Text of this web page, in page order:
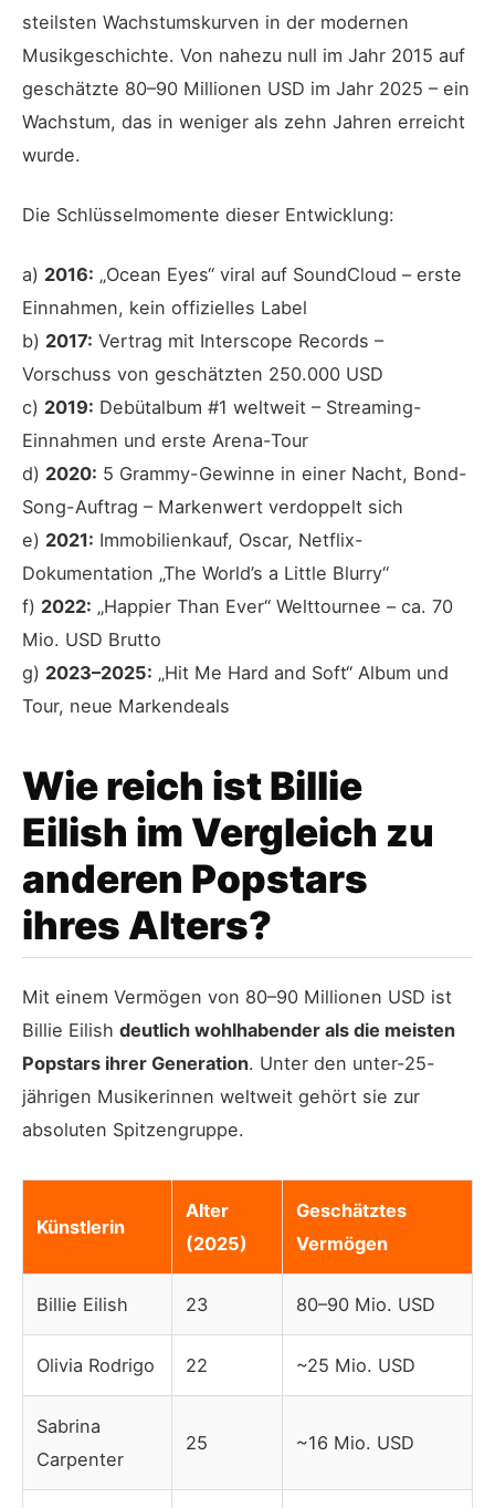
steilsten Wachstumskurven in der modernen
Musikgeschichte. Von nahezu null im Jahr 2015 auf
geschätzte 80–90 Millionen USD im Jahr 2025 – ein
Wachstum, das in weniger als zehn Jahren erreicht
wurde.
Die Schlüsselmomente dieser Entwicklung:
a) 2016: „Ocean Eyes“ viral auf SoundCloud – erste
Einnahmen, kein offizielles Label
b) 2017: Vertrag mit Interscope Records –
Vorschuss von geschätzten 250.000 USD
c) 2019: Debütalbum #1 weltweit – Streaming-
Einnahmen und erste Arena-Tour
d) 2020: 5 Grammy-Gewinne in einer Nacht, Bond-
Song-Auftrag – Markenwert verdoppelt sich
e) 2021: Immobilienkauf, Oscar, Netflix-
Dokumentation „The World’s a Little Blurry“
f) 2022: „Happier Than Ever“ Welttournee – ca. 70
Mio. USD Brutto
g) 2023–2025: „Hit Me Hard and Soft“ Album und
Tour, neue Markendeals
Wie reich ist Billie
Eilish im Vergleich zu
anderen Popstars
ihres Alters?
Mit einem Vermögen von 80–90 Millionen USD ist
Billie Eilish deutlich wohlhabender als die meisten
Popstars ihrer Generation. Unter den unter-25-
jährigen Musikerinnen weltweit gehört sie zur
absoluten Spitzengruppe.
Künstlerin
Alter
(2025)
Geschätztes
Vermögen
Billie Eilish 23 80–90 Mio. USD
Olivia Rodrigo 22 ~25 Mio. USD
Sabrina
Carpenter
25 ~16 Mio. USD